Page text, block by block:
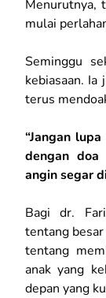
Menurutnya,
mulai
Seminggu
kebiasaan. Ia
terus
“Jangan
dengan
angin segar
Bagi dr.
tentang
tentang
anak yang
depan yang